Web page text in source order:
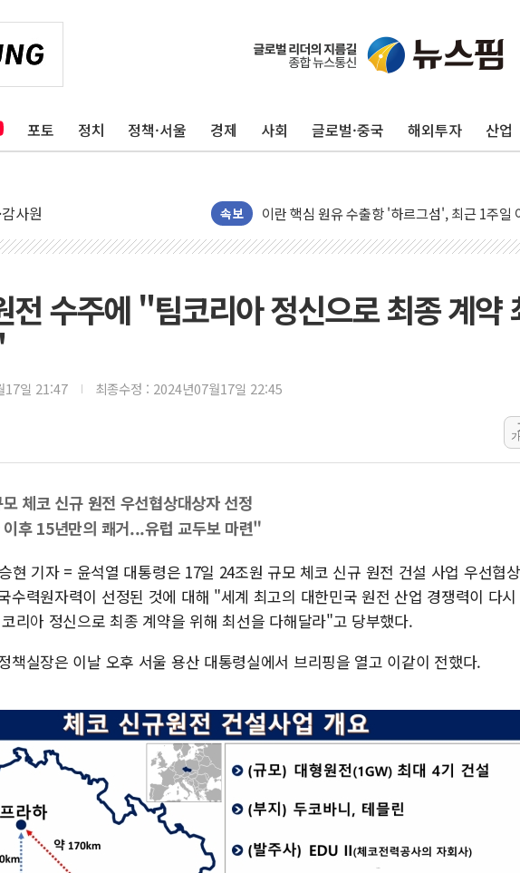
포토 정치 정책·서울 경제 사회 글로벌·중국 해외투자 산업
사원 속보
유럽증시, 美 고용 예상 밖 부진에 연준 금리
미 연준 매파 기세 꺾이나…고용 감소에 9월 동
트럼프, 백신·자폐증 행정명령 검토…"이르면
美 항소법원, 백악관 무도회장 공사 중단 명
美 고용 쇼크에 엔화 장중 급등…시장은 "또
[AI MY 뉴스] 뉴욕 반도체주 프리뷰...美 고용
[종합] 美 7월 고용 2만3000명 감소 '쇼크'…9
[사진] 이슬람 수니파 3개국, 공동방위협정 체
특정 정치인 측근 포항시 정책특보 내정설...포
李 "해남 태양광, 대한민국 다음 100년 밑거름
이란와이어 "이란 최고지도자 위독…곧 사망해
전 수주에 "팀코리아 정신으로 최종 계약
17일 21:47 최종수정 : 2024년07월17일 22:45
가
체코 신규 원전 우선협상대상자 선정
후 15년만의 쾌거...유럽 교두보 마련"
현 기자 = 윤석열 대통령은 17일 24조원 규모 체코 신규 원전 건설 사업 우선협
수력원자력이 선정된 것에 대해 "세계 최고의 대한민국 원전 산업 경쟁력이 다시
리아 정신으로 최종 계약을 위해 최선을 다해달라"고 당부했다.
책실장은 이날 오후 서울 용산 대통령실에서 브리핑을 열고 이같이 전했다.